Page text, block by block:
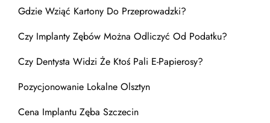
Gdzie Wziąć Kartony Do Przeprowadzki?
Czy Implanty Zębów Można Odliczyć Od Podatku?
Czy Dentysta Widzi Że Ktoś Pali E-Papierosy?
Pozycjonowanie Lokalne Olsztyn
Cena Implantu Zęba Szczecin